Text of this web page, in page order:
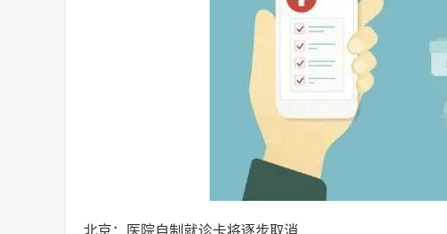
北京：医院自制就诊卡将逐步取消